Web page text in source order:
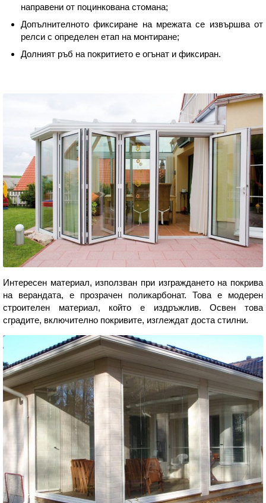
направени от поцинкована стомана;
Допълнителното фиксиране на мрежата се извършва от
релси с определен етап на монтиране;
Долният ръб на покритието е огънат и фиксиран.
Интересен материал, използван при изграждането на покрива
на верандата, е прозрачен поликарбонат. Това е модерен
строителен материал, който е издръжлив. Освен това
сградите, включително покривите, изглеждат доста стилни.